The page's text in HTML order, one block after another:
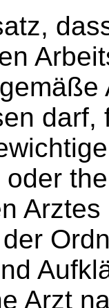
darf,
Arzt